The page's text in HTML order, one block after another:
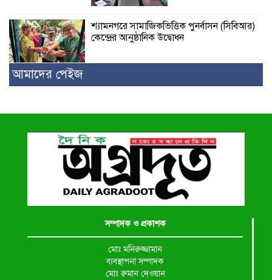
শ্যামনগরে সামাজিকভিত্তিক পুনর্বাসন (সিবিআর)
কেন্দ্রের আনুষ্ঠানিক উদ্বোধন
আমাদের পেইজ
সম্পাদক ও প্রকাশক
মোঃ মনিরুজ্জামান
ব্যবস্থাপনা সম্পাদক
মোঃ রুমান দেওয়ান